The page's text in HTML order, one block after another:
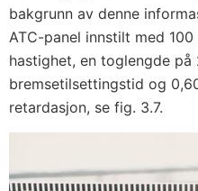
bakgrunn av denne
ATC-panel innstilt med
hastighet, en toglengde
bremsetilsettingstid og
retardasjon, se fig. 3.7.